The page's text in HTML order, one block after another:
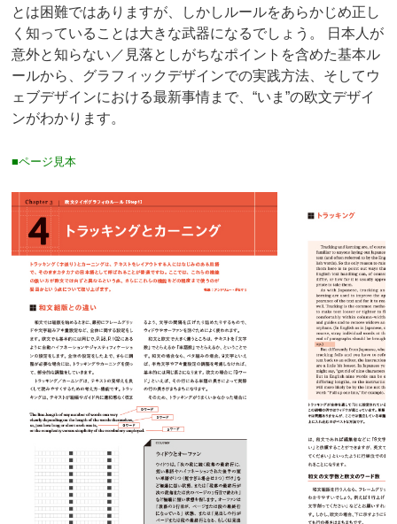
とは困難ではありますが、しかしルールをあらかじめ正し
く知っていることは大きな武器になるでしょう。 日本人が
意外と知らない／見落としがちなポイントを含めた基本ル
ールから、グラフィックデザインでの実践方法、そしてウ
ェブデザインにおける最新事情まで、“いま”の欧文デザイ
ンがわかります。
■ページ見本